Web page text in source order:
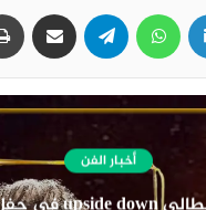
أخبار الفن